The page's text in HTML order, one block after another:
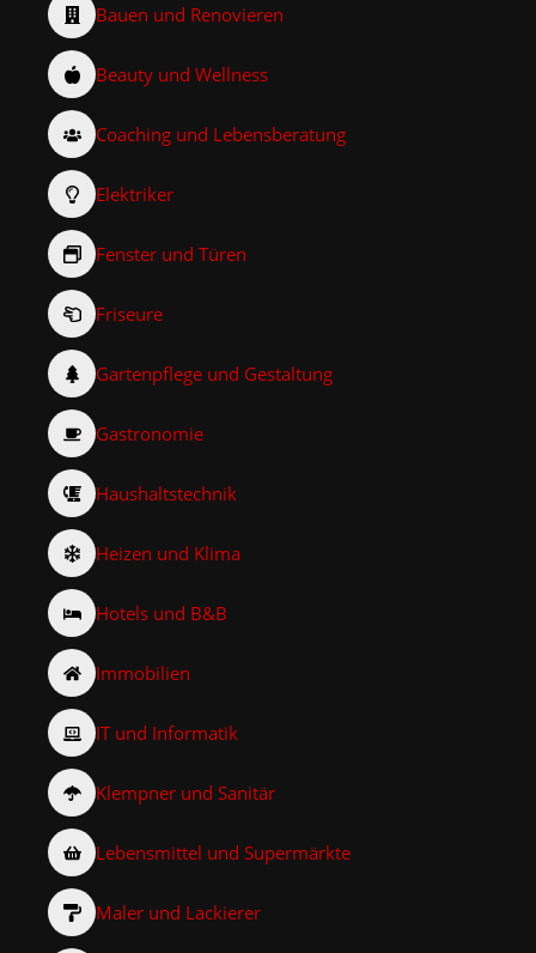
Bauen und Renovieren
Beauty und Wellness
Coaching und Lebensberatung
Elektriker
Fenster und Türen
Friseure
Gartenpflege und Gestaltung
Gastronomie
Haushaltstechnik
Heizen und Klima
Hotels und B&B
Immobilien
IT und Informatik
Klempner und Sanitär
Lebensmittel und Supermärkte
Maler und Lackierer